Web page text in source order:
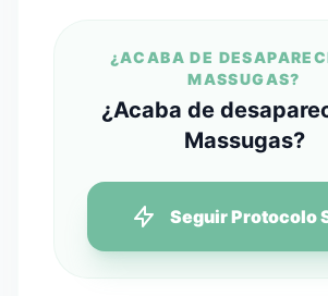
¿ACABA DE
MASSUGAS?
¿Acaba de
Massugas?
Seguir Protocolo